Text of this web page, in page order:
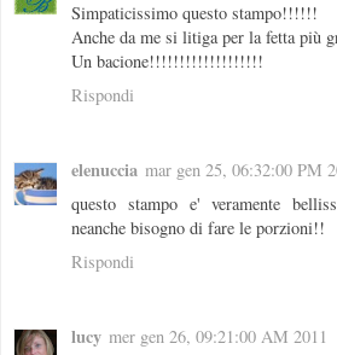
Simpaticissimo questo stampo!!!!!!
Anche da me si litiga per la fetta
Un bacione!!!!!!!!!!!!!!!!!!!
Rispondi
elenuccia mar gen 25, 06:32:00 PM
questo stampo e' veramente
neanche bisogno di fare le porzioni!!
Rispondi
lucy mer gen 26, 09:21:00 AM 2011